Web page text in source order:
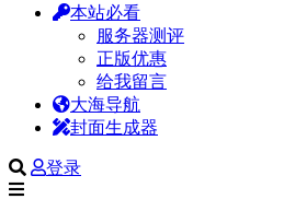
本站必看
服务器测评
正版优惠
给我留言
大海导航
封面生成器
登录